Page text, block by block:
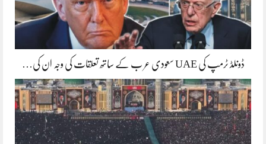
ڈونلڈ ٹرمپ کی UAE سعودی عر ب کے ساتھ تعلقات کی وجہ ان کی…